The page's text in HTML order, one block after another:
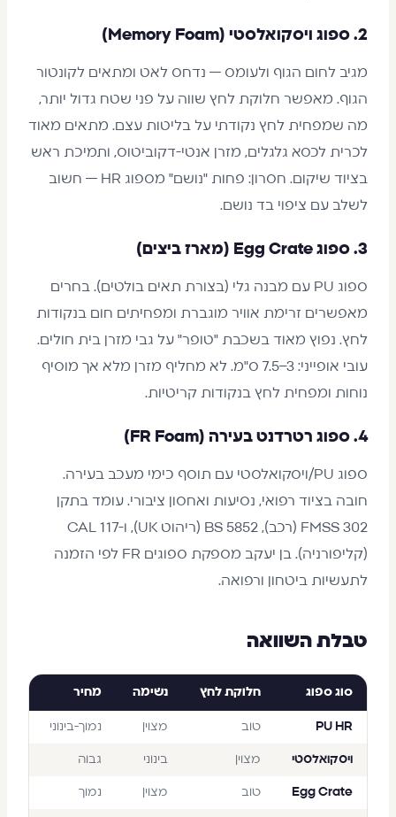
2. ספוג ויסקואלסטי (Memory Foam)
מגיב לחום הגוף ולעומס — נדחס לאט ומתאים לקונטור
הגוף. מאפשר חלוקת לחץ שווה על פני שטח גדול יותר,
מה שמפחית לחץ נקודתי על בליטות עצם. מתאים מאוד
לכרית לכסא גלגלים, מזרן אנטי-דקוביטוס, ותמיכת ראש
בציוד שיקום. חסרון: פחות "נושם" מספוג HR — חשוב
לשלב עם ציפוי בד נושם.
3. ספוג Egg Crate (מארז ביצים)
ספוג PU עם מבנה גלי (בצורת תאים בולטים). בחרים
מאפשרים זרימת אוויר מוגברת ומפחיתים חום בנקודות
לחץ. נפוץ מאוד בשכבת "טופר" על גבי מזרן בית חולים.
עובי אופייני: 3–7.5 ס"מ. לא מחליף מזרן מלא אך מוסיף
נוחות ומפחית לחץ בנקודות קריטיות.
4. ספוג רטרדנט בעירה (FR Foam)
ספוג PU/ויסקואלסטי עם תוסף כימי מעכב בעירה.
חובה בציוד רפואי, נסיעות ואחסון ציבורי. עומד בתקן
FMSS 302 (רכב), BS 5852 (ריהוט UK), ו-CAL 117
(קליפורניה). בן יעקב מספקת ספוגים FR לפי הזמנה
לתעשיות ביטחון ורפואה.
טבלת השוואה
סוג ספוג חלוקת לחץ נשימה מחיר
PU HR טוב מצוין נמוך-בינוני
ויסקואלסטי מצוין בינוני גבוה
Egg Crate טוב מצוין נמוך